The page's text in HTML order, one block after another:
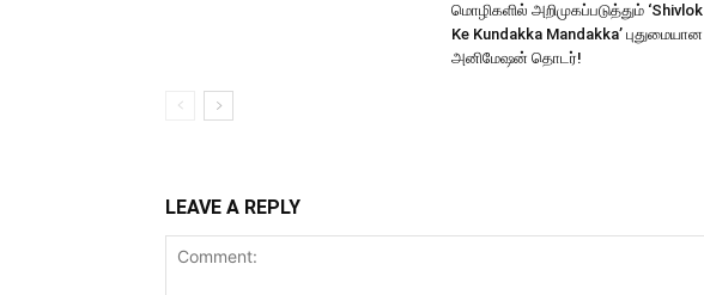
மொழிகளில் அறிமுகப்படுத்தும் ‘Shivlok
Ke Kundakka Mandakka’ புதுமையான
அனிமேஷன் தொடர்!
LEAVE A REPLY